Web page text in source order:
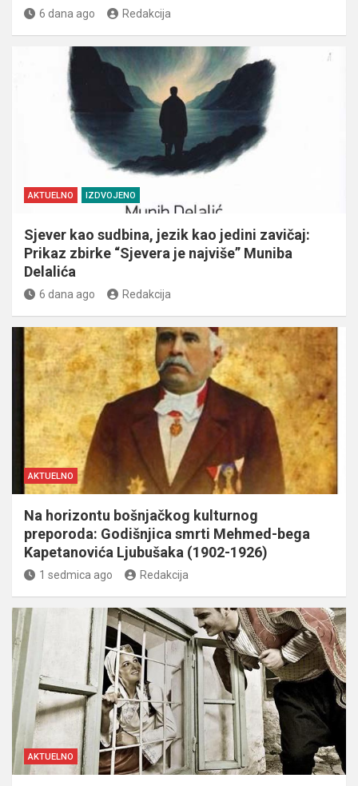
6 dana ago Redakcija
AKTUELNO IZDVOJENO
Sjever kao sudbina, jezik kao jedini zavičaj:
Prikaz zbirke “Sjevera je najviše” Muniba
Delalića
6 dana ago Redakcija
AKTUELNO
Na horizontu bošnjačkog kulturnog
preporoda: Godišnjica smrti Mehmed-bega
Kapetanovića Ljubušaka (1902-1926)
1 sedmica ago Redakcija
AKTUELNO